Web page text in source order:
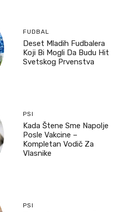
FUDBAL
Deset Mladih Fudbalera
Koji Bi Mogli Da Budu Hit
Svetskog Prvenstva
PSI
Kada Štene Sme Napolje
Posle Vakcine –
Kompletan Vodič Za
Vlasnike
PSI